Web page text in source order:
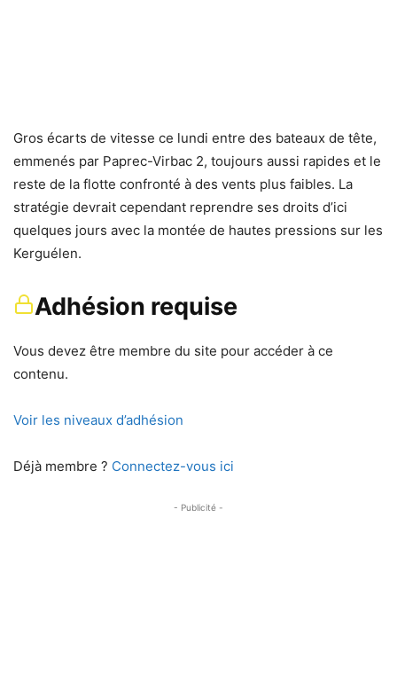
Gros écarts de vitesse ce lundi entre des bateaux de tête,
emmenés par Paprec-Virbac 2, toujours aussi rapides et le
reste de la flotte confronté à des vents plus faibles. La
stratégie devrait cependant reprendre ses droits d’ici
quelques jours avec la montée de hautes pressions sur les
Kerguélen.
Adhésion requise
Vous devez être membre du site pour accéder à ce
contenu.
Voir les niveaux d’adhésion
Déjà membre ? Connectez-vous ici
- Publicité -